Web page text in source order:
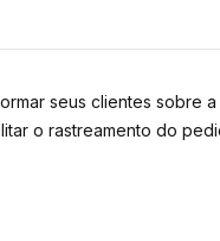
seus clientes sobre
o rastreamento do